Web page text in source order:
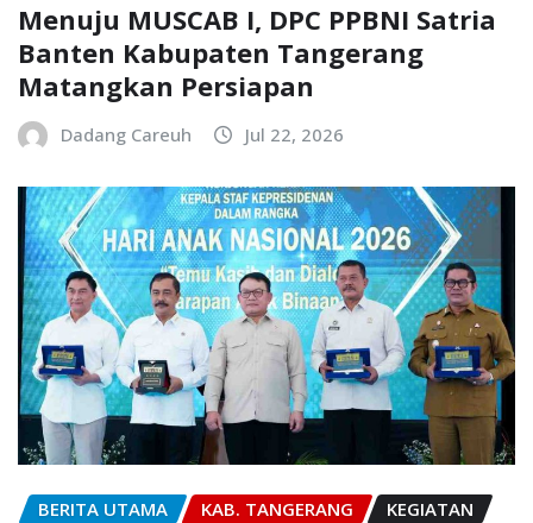
Menuju MUSCAB I, DPC PPBNI Satria
Banten Kabupaten Tangerang
Matangkan Persiapan
Dadang Careuh Jul 22, 2026
BERITA UTAMA KAB. TANGERANG KEGIATAN